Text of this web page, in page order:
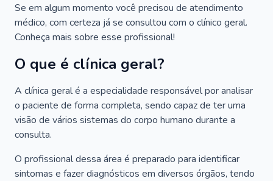
Se em algum momento você precisou de atendimento
médico, com certeza já se consultou com o clínico geral.
Conheça mais sobre esse profissional!
O que é clínica geral?
A clínica geral é a especialidade responsável por analisar
o paciente de forma completa, sendo capaz de ter uma
visão de vários sistemas do corpo humano durante a
consulta.
O profissional dessa área é preparado para identificar
sintomas e fazer diagnósticos em diversos órgãos, tendo